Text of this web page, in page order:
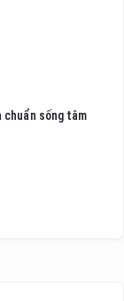
chuẩn sống tâm